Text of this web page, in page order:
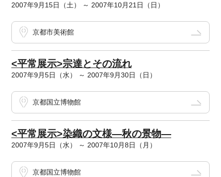
2007年9月15日（土） ～ 2007年10月21日（日）
京都市美術館
<平常展示>宗達とその流れ
2007年9月5日（水） ～ 2007年9月30日（日）
京都国立博物館
<平常展示>染織の文様―秋の景物―
2007年9月5日（水） ～ 2007年10月8日（月）
京都国立博物館